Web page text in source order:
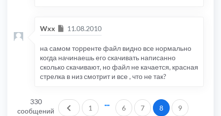
Wxx Сообщение
11.08.2010
на самом торренте файл видно все нормально
когда начинаешь его скачивать написанно
сколько скачивают, но файл не качается, красная
стрелка в низ смотрит и все , что не так?
330
сообщений
Пред.1 6 7 8 9